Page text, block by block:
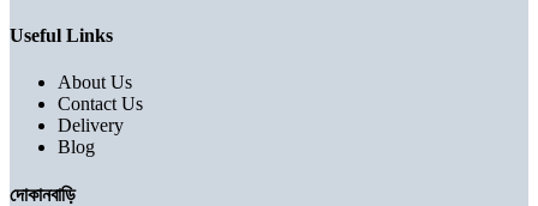
Useful Links
About Us
Contact Us
Delivery
Blog
দোকানবাড়ি